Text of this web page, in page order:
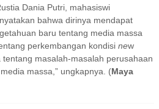
Dania Putri, mahasiswi
bahwa dirinya mendapat
baru tentang media massa
perkembangan kondisi new
masalah-masalah perusahaan
massa,” ungkapnya. (Maya